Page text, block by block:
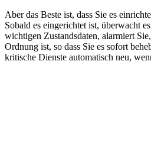
Aber das Beste ist, dass Sie es
Sobald es eingerichtet ist, überwacht
wichtigen Zustandsdaten, alarmiert
Ordnung ist, so dass Sie es sofort
kritische Dienste automatisch neu,